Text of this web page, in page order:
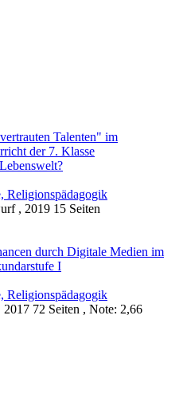
Talenten" im
der 7. Klasse
Religionspädagogik
, 2019 15 Seiten
durch Digitale Medien im
I
Religionspädagogik
2017 72 Seiten , Note: 2,66